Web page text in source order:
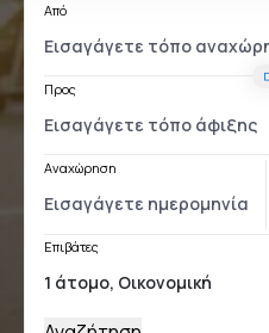
Από
Προς
Αναχώρηση
Επιβάτες